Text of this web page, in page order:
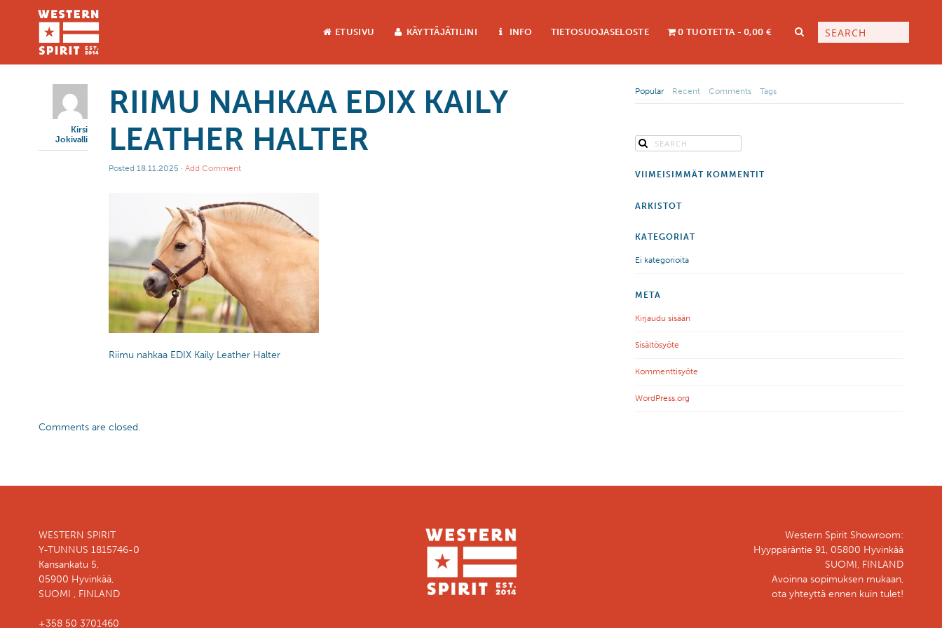
ETUSIVU KÄYTTÄJÄTILINI INFO TIETOSUOJASELOSTE 0 TUOTETTA 0,00 €
Kirsi
Jokivalli
RIIMU NAHKAA EDIX KAILY
LEATHER HALTER
Posted 18.11.2025 · Add Comment
Riimu nahkaa EDIX Kaily Leather Halter
Comments are closed.
Popular Recent Comments Tags
VIIMEISIMMÄT KOMMENTIT
ARKISTOT
KATEGORIAT
Ei kategorioita
META
Kirjaudu sisään
Sisältösyöte
Kommenttisyöte
WordPress.org
WESTERN SPIRIT
Y-TUNNUS 1815746-0
Kansankatu 5,
05900 Hyvinkää,
SUOMI , FINLAND
+358 50 3701460
Western Spirit Showroom:
Hyyppäräntie 91, 05800 Hyvinkää
SUOMI, FINLAND
Avoinna sopimuksen mukaan,
ota yhteyttä ennen kuin tulet!